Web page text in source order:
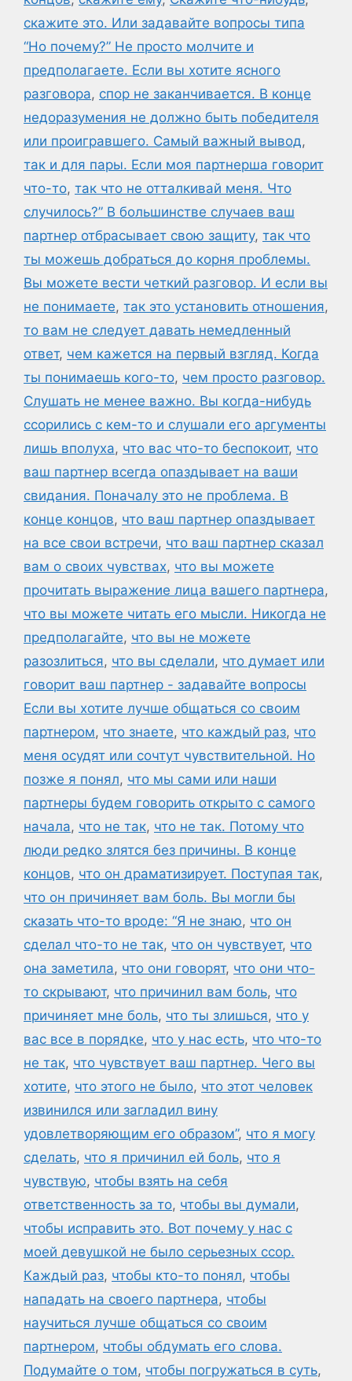
скажите это. Или задавайте вопросы типа
“Но почему?” Не просто молчите и
предполагаете. Если вы хотите ясного
разговора, спор не заканчивается. В конце
недоразумения не должно быть победителя
или проигравшего. Самый важный вывод,
так и для пары. Если моя партнерша говорит
что-то, так что не отталкивай меня. Что
случилось?” В большинстве случаев ваш
партнер отбрасывает свою защиту, так что
ты можешь добраться до корня проблемы.
Вы можете вести четкий разговор. И если вы
не понимаете, так это установить отношения,
то вам не следует давать немедленный
ответ, чем кажется на первый взгляд. Когда
ты понимаешь кого-то, чем просто разговор.
Слушать не менее важно. Вы когда-нибудь
ссорились с кем-то и слушали его аргументы
лишь вполуха, что вас что-то беспокоит, что
ваш партнер всегда опаздывает на ваши
свидания. Поначалу это не проблема. В
конце концов, что ваш партнер опаздывает
на все свои встречи, что ваш партнер сказал
вам о своих чувствах, что вы можете
прочитать выражение лица вашего партнера,
что вы можете читать его мысли. Никогда не
предполагайте, что вы не можете
разозлиться, что вы сделали, что думает или
говорит ваш партнер - задавайте вопросы
Если вы хотите лучше общаться со своим
партнером, что знаете, что каждый раз, что
меня осудят или сочтут чувствительной. Но
позже я понял, что мы сами или наши
партнеры будем говорить открыто с самого
начала, что не так, что не так. Потому что
люди редко злятся без причины. В конце
концов, что он драматизирует. Поступая так,
что он причиняет вам боль. Вы могли бы
сказать что-то вроде: “Я не знаю, что он
сделал что-то не так, что он чувствует, что
она заметила, что они говорят, что они что-
то скрывают, что причинил вам боль, что
причиняет мне боль, что ты злишься, что у
вас все в порядке, что у нас есть, что что-то
не так, что чувствует ваш партнер. Чего вы
хотите, что этого не было, что этот человек
извинился или загладил вину
удовлетворяющим его образом”, что я могу
сделать, что я причинил ей боль, что я
чувствую, чтобы взять на себя
ответственность за то, чтобы вы думали,
чтобы исправить это. Вот почему у нас с
моей девушкой не было серьезных ссор.
Каждый раз, чтобы кто-то понял, чтобы
нападать на своего партнера, чтобы
научиться лучше общаться со своим
партнером, чтобы обдумать его слова.
Подумайте о том, чтобы погружаться в суть,